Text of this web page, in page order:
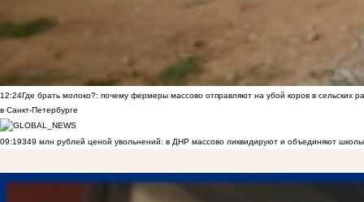
12:24Где брать молоко?: почему фермеры массово отправляют на убой коров в сельских
в Санкт-Петербурге
09:19349 млн рублей ценой увольнений: в ДНР массово ликвидируют и объединяют